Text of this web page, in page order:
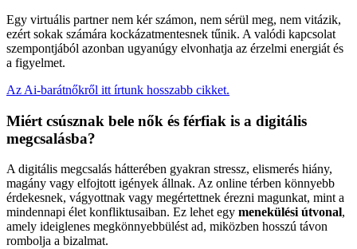
Egy virtuális partner nem kér számon, nem sérül meg, nem vitázik,
ezért sokak számára kockázatmentesnek tűnik. A valódi kapcsolat
szempontjából azonban ugyanúgy elvonhatja az érzelmi energiát és
a figyelmet.
Az Ai-barátnőkről itt írtunk hosszabb cikket.
Miért csúsznak bele nők és férfiak is a digitális
megcsalásba?
A digitális megcsalás hátterében gyakran stressz, elismerés hiány,
magány vagy elfojtott igények állnak. Az online térben könnyebb
érdekesnek, vágyottnak vagy megértettnek érezni magunkat, mint a
mindennapi élet konfliktusaiban. Ez lehet egy menekülési útvonal,
amely ideiglenes megkönnyebbülést ad, miközben hosszú távon
rombolja a bizalmat.